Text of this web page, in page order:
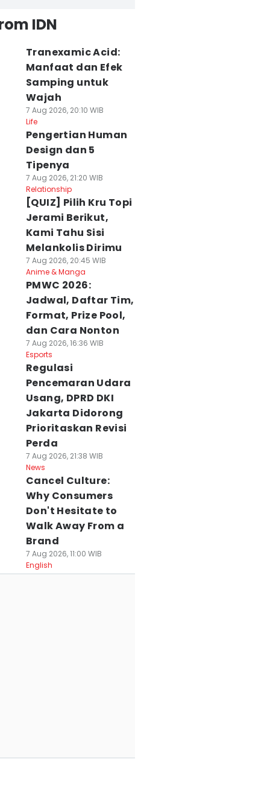
IDN
Tranexamic Acid:
Manfaat dan Efek
Samping untuk
Wajah
7 Aug 2026, 20:10 WIB
Life
Pengertian Human
Design dan 5
Tipenya
7 Aug 2026, 21:20 WIB
Relationship
[QUIZ] Pilih Kru Topi
Jerami Berikut,
Kami Tahu Sisi
Melankolis Dirimu
7 Aug 2026, 20:45 WIB
Anime & Manga
PMWC 2026:
Jadwal, Daftar Tim,
Format, Prize Pool,
dan Cara Nonton
7 Aug 2026, 16:36 WIB
Esports
Regulasi
Pencemaran Udara
Usang, DPRD DKI
Jakarta Didorong
Prioritaskan Revisi
Perda
7 Aug 2026, 21:38 WIB
News
Cancel Culture:
Why Consumers
Don't Hesitate to
Walk Away From a
Brand
7 Aug 2026, 11:00 WIB
English